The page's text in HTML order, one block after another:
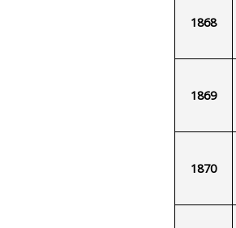
1868
1869
1870